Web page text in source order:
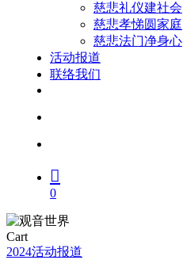
慈悲礼仪建社会
慈悲孝悌圆家庭
慈悲法门净身心
活动报道
联络我们
0
CartClose
Cart
2024活动报道